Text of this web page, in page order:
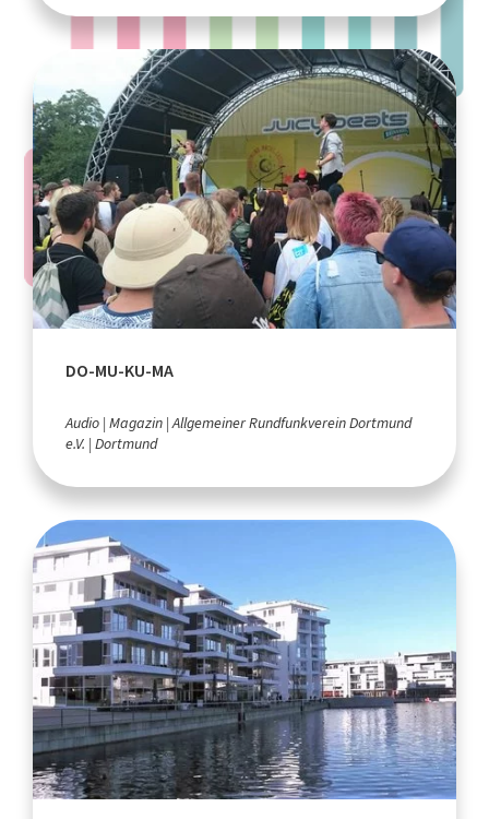
DO-MU-KU-MA
Audio Magazin Allgemeiner Rundfunkverein Dortmund
e.V. Dortmund